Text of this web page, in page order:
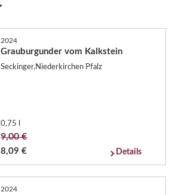
2024
Grauburgunder vom Kalkstein
Seckinger,Niederkirchen Pfalz
0,75 l
9,00 €
8,09 € Details
2024